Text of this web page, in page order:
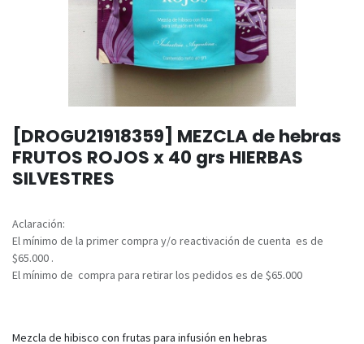
[DROGU21918359] MEZCLA de hebras
FRUTOS ROJOS x 40 grs HIERBAS
SILVESTRES
Aclaración:
El mínimo de la primer compra y/o reactivación de cuenta es de
$65.000 .
El mínimo de compra para retirar los pedidos es de $65.000
Mezcla de hibisco con frutas para infusión en hebras